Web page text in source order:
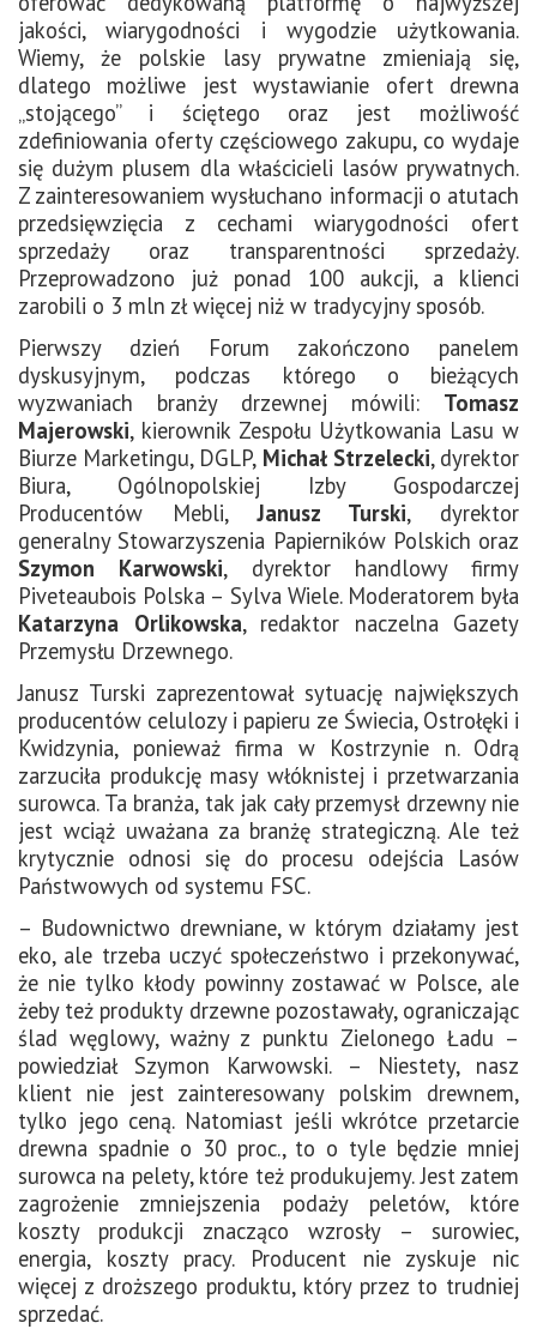
jakości, wiarygodności i wygodzie użytkowania.
Wiemy, że polskie lasy prywatne zmieniają się,
dlatego możliwe jest wystawianie ofert drewna
„stojącego” i ściętego oraz jest możliwość
zdefiniowania oferty częściowego zakupu, co wydaje
się dużym plusem dla właścicieli lasów prywatnych.
Z zainteresowaniem wysłuchano informacji o atutach
przedsięwzięcia z cechami wiarygodności ofert
sprzedaży oraz transparentności sprzedaży.
Przeprowadzono już ponad 100 aukcji, a klienci
zarobili o 3 mln zł więcej niż w tradycyjny sposób.
Pierwszy dzień Forum zakończono panelem
dyskusyjnym, podczas którego o bieżących
wyzwaniach branży drzewnej mówili: Tomasz
Majerowski, kierownik Zespołu Użytkowania Lasu w
Biurze Marketingu, DGLP, Michał Strzelecki, dyrektor
Biura, Ogólnopolskiej Izby Gospodarczej
Producentów Mebli,Janusz Turski, dyrektor
generalny Stowarzyszenia Papierników Polskich oraz
Szymon Karwowski, dyrektor handlowy firmy
Piveteaubois Polska – Sylva Wiele. Moderatorem była
Katarzyna Orlikowska, redaktor naczelna Gazety
Przemysłu Drzewnego.
Janusz Turski zaprezentował sytuację największych
producentów celulozy i papieru ze Świecia, Ostrołęki i
Kwidzynia, ponieważ firma w Kostrzynie n. Odrą
zarzuciła produkcję masy włóknistej i przetwarzania
surowca. Ta branża, tak jak cały przemysł drzewny nie
jest wciąż uważana za branżę strategiczną. Ale też
krytycznie odnosi się do procesu odejścia Lasów
Państwowych od systemu FSC.
– Budownictwo drewniane, w którym działamy jest
eko, ale trzeba uczyć społeczeństwo i przekonywać,
że nie tylko kłody powinny zostawać w Polsce, ale
żeby też produkty drzewne pozostawały, ograniczając
ślad węglowy, ważny z punktu Zielonego Ładu –
powiedział Szymon Karwowski. – Niestety, nasz
klient nie jest zainteresowany polskim drewnem,
tylko jego ceną. Natomiast jeśli wkrótce przetarcie
drewna spadnie o 30 proc., to o tyle będzie mniej
surowca na pelety, które też produkujemy. Jest zatem
zagrożenie zmniejszenia podaży peletów, które
koszty produkcji znacząco wzrosły – surowiec,
energia, koszty pracy. Producent nie zyskuje nic
więcej z droższego produktu, który przez to trudniej
sprzedać.